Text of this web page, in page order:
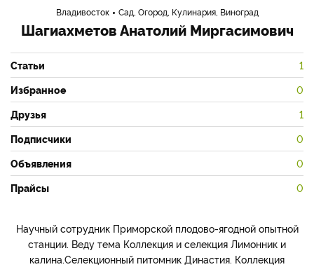
Владивосток Сад, Огород, Кулинария, Виноград
Шагиахметов Анатолий Миргасимович
Статьи 1
Избранное 0
Друзья 1
Подписчики 0
Объявления 0
Прайсы 0
Научный сотрудник Приморской плодово-ягодной опытной
станции. Веду тема Коллекция и селекция Лимонник и
калина.Селекционный питомник Династия. Коллекция